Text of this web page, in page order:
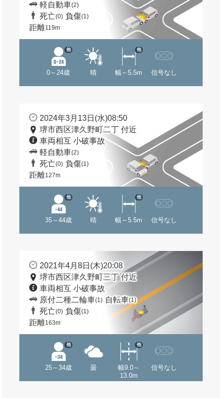
軽自動車(2)
死亡(0) 負傷(1)
距離119m
0～24歳
他
晴 幅～5.5m
他
信号なし
2024年3月13日(水)08:50
堺市西区津久野町二丁 付近
車両相互 小破事故
軽自動車(2)
死亡(0) 負傷(1)
距離127m
35～44歳
他
晴 幅～5.5m
他
信号なし
2021年4月8日(木)20:08
堺市西区津久野町三丁 付近
車両相互 小破事故
原付二種二輪車(1) 自転車(1)
死亡(0) 負傷(1)
距離163m
25～34歳
他
曇
幅9.0～
13.0m
他
信号なし